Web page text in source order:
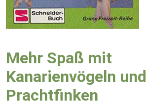
Mehr Spaß mit
Kanarienvögeln und
Prachtfinken